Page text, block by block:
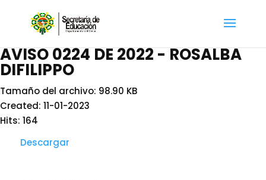
AVISO 0224 DE 2022 - ROSALBA
DIFILIPPO
Tamaño del archivo: 98.90 KB
Created: 11-01-2023
Hits: 164
Descargar